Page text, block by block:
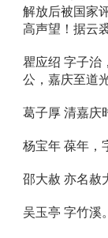
解放后被国家
高声望！据云
瞿应绍 字子治
公，嘉庆至道
杨宝年 葆年，
邵大赦 亦名赦
吴玉亭 字竹溪